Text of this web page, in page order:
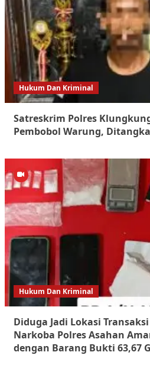
Hukum Dan Kriminal
Satreskrim Polres
Pembobol Warung,
Hukum Dan Kriminal
Diduga Jadi Lokasi
Narkoba Polres Asahan
dengan Barang Bukti 63,67